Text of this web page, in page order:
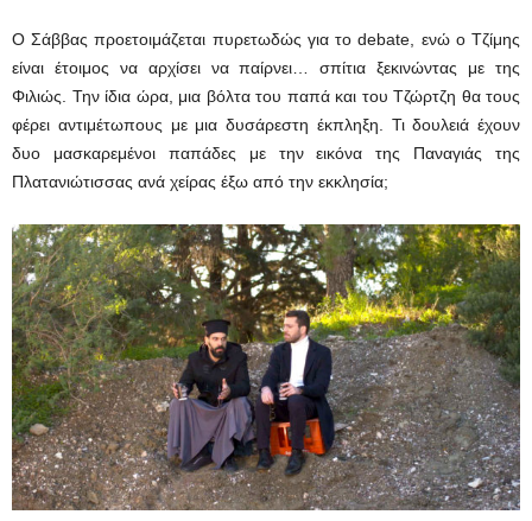
Ο Σάββας προετοιμάζεται πυρετωδώς για το debate, ενώ ο Τζίμης
είναι έτοιμος να αρχίσει να παίρνει… σπίτια ξεκινώντας με της
Φιλιώς. Την ίδια ώρα, μια βόλτα του παπά και του Τζώρτζη θα τους
φέρει αντιμέτωπους με μια δυσάρεστη έκπληξη. Τι δουλειά έχουν
δυο μασκαρεμένοι παπάδες με την εικόνα της Παναγιάς της
Πλατανιώτισσας ανά χείρας έξω από την εκκλησία;